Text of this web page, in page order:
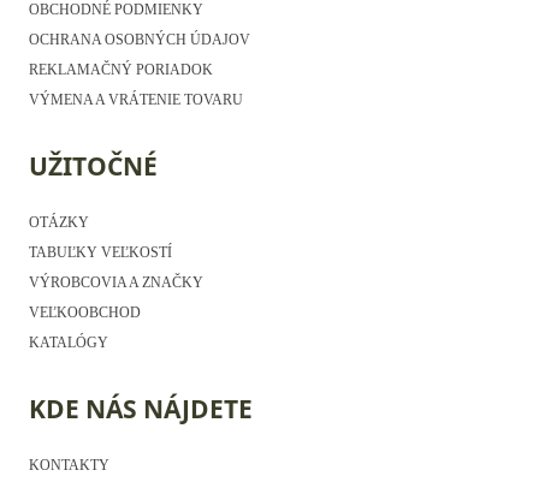
OBCHODNÉ PODMIENKY
OCHRANA OSOBNÝCH ÚDAJOV
REKLAMAČNÝ PORIADOK
VÝMENA A VRÁTENIE TOVARU
UŽITOČNÉ
OTÁZKY
TABUĽKY VEĽKOSTÍ
VÝROBCOVIA A ZNAČKY
VEĽKOOBCHOD
KATALÓGY
KDE NÁS NÁJDETE
KONTAKTY